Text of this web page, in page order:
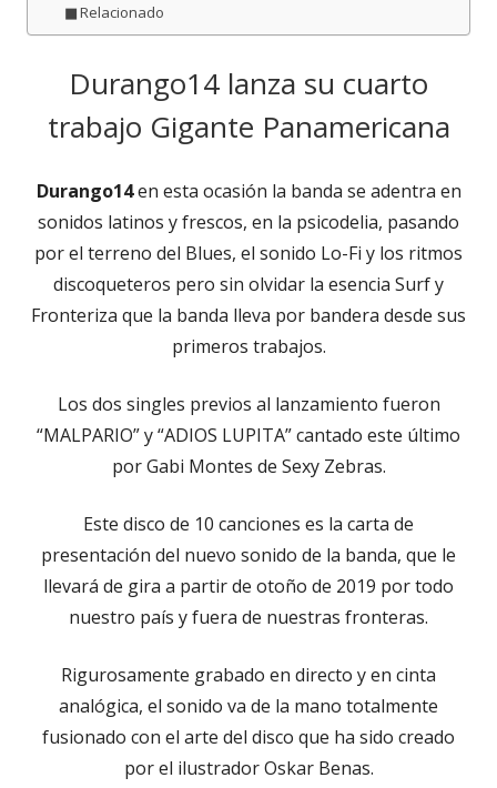
Relacionado
Durango14 lanza su cuarto
trabajo Gigante Panamericana
Durango14en esta ocasión la banda se adentra en
sonidos latinos y frescos, en la psicodelia, pasando
por el terreno del Blues, el sonido Lo-Fi y los ritmos
discoqueteros pero sin olvidar la esencia Surf y
Fronteriza que la banda lleva por bandera desde sus
primeros trabajos.
Los dos singles previos al lanzamiento fueron
“MALPARIO” y “ADIOS LUPITA” cantado este último
por Gabi Montes de Sexy Zebras.
Este disco de 10 canciones es la carta de
presentación del nuevo sonido de la banda, que le
llevará de gira a partir de otoño de 2019 por todo
nuestro país y fuera de nuestras fronteras.
Rigurosamente grabado en directo y en cinta
analógica, el sonido va de la mano totalmente
fusionado con el arte del disco que ha sido creado
por el ilustrador Oskar Benas.